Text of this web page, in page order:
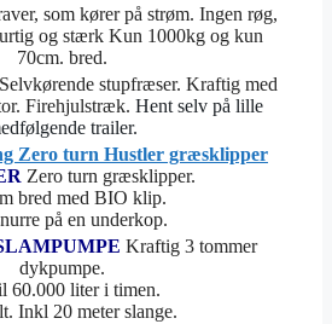
som kører på strøm. Ingen røg,
og stærk Kun 1000kg og kun
70cm. bred.
Selvkørende stupfræser. Kraftig med
Firehjulstræk. Hent selv på lille
trailer.
Zero turn græsklipper.
bred med BIO klip.
på en underkop.
Kraftig 3 tommer
dykpumpe.
60.000 liter i timen.
Inkl 20 meter slange.